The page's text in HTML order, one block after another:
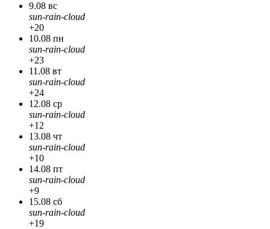
9.08 вс
sun-rain-cloud
+20
10.08 пн
sun-rain-cloud
+23
11.08 вт
sun-rain-cloud
+24
12.08 ср
sun-rain-cloud
+12
13.08 чт
sun-rain-cloud
+10
14.08 пт
sun-rain-cloud
+9
15.08 сб
sun-rain-cloud
+19